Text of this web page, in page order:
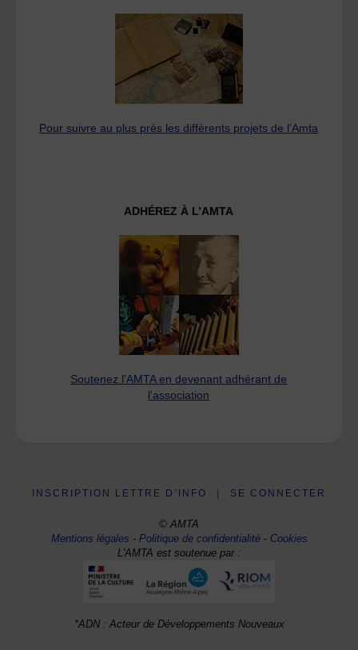
Pour suivre au plus près les différents projets de l’Amta
ADHÉREZ À L’AMTA
Soutenez l'AMTA en devenant adhérant de
l'association
INSCRIPTION LETTRE D’INFO SE CONNECTER
© AMTA
Mentions légales -Politique de confidentialité- Cookies
L'AMTA est soutenue par :
*ADN : Acteur de Développements Nouveaux